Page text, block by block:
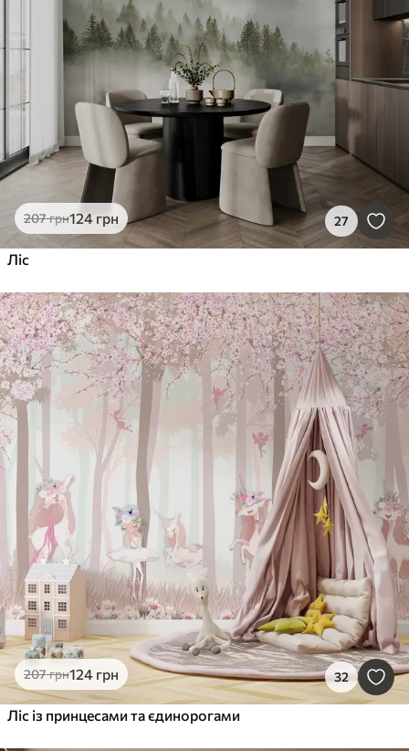
207грн124 грн 27
Ліс
207грн124 грн 32
Ліс із принцесами та єдинорогами